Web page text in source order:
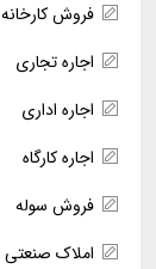
فروش کارخانه
اجاره تجاری
اجاره اداری
اجاره کارگاه
فروش سوله
املاک صنعتی